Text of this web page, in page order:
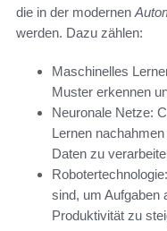
die in der modernen
werden. Dazu zählen:
Maschinelles
Muster erkennen
Neuronale Netze:
Lernen
Daten zu
sind, um Aufgaben
Produktivität zu